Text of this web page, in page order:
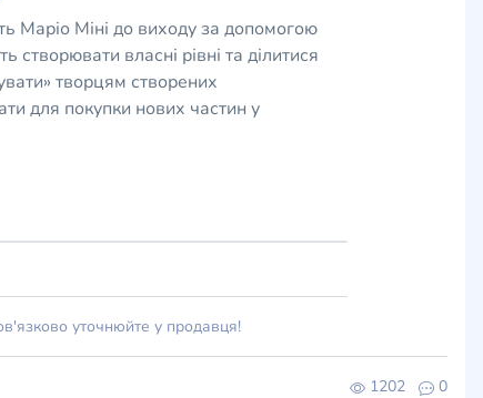
Маріо Міні до виходу за допомогою
створювати власні рівні та ділитися
творцям створених
для покупки нових частин у
уточнюйте у продавця!
1202 0